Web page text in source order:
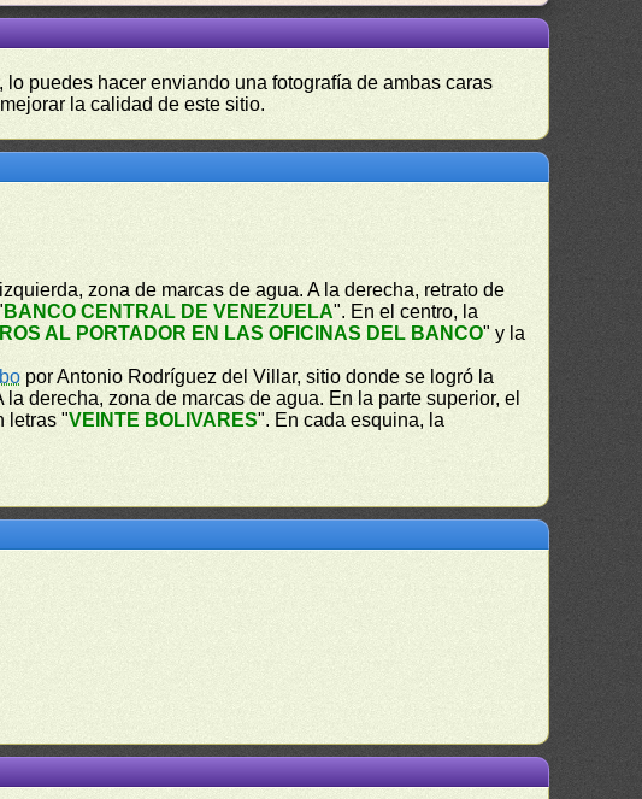
puedes hacer enviando una fotografía de ambas caras
la calidad de este sitio.
zona de marcas de agua. A la derecha, retrato de
BANCO CENTRAL DE VENEZUELA". En el centro, la
AL PORTADOR EN LAS OFICINAS DEL BANCO" y la
por Antonio Rodríguez del Villar, sitio donde se logró la
la derecha, zona de marcas de agua. En la parte superior, el
letras "VEINTE BOLIVARES". En cada esquina, la